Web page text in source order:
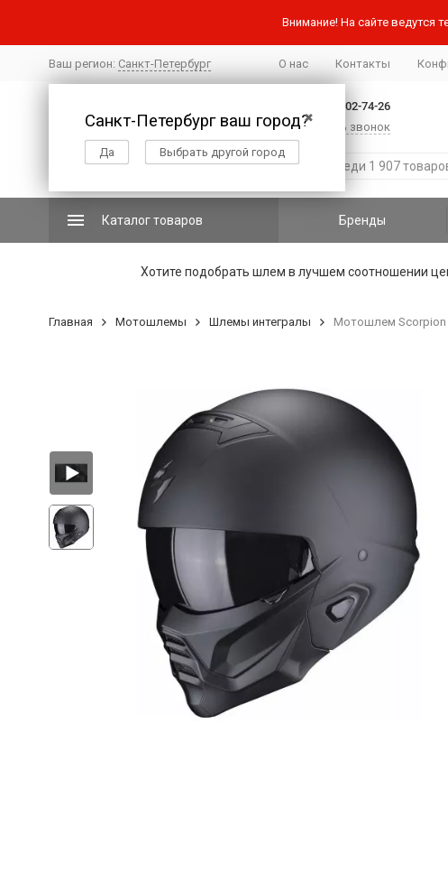
Внимание! На сайте ведутся
Ваш регион: Санкт-Петербург
✖
Санкт-Петербург ваш город?
Да Выбрать другой город
О нас Контакты
+7 (812) 502-74-26
Заказать звонок
Каталог товаров Бренды
Хотите подобрать шлем в лучшем соотношении
Главная Мотошлемы Шлемы интегралы Мотошлем Scorpion